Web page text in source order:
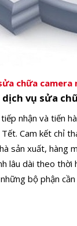
chữa camera
vụ sửa
nhận và tiến
Cam kết chỉ
sản xuất, hàng
lâu dài theo thời
những bộ phận